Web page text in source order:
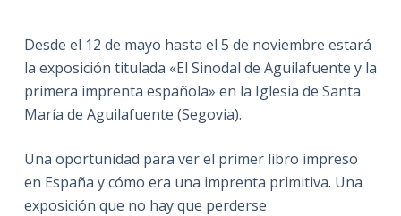
d
o
Desde el 12 de mayo hasta el 5 de noviembre estará
la exposición titulada «El Sinodal de Aguilafuente y la
primera imprenta española» en la Iglesia de Santa
María de Aguilafuente (Segovia).
Una oportunidad para ver el primer libro impreso
en España y cómo era una imprenta primitiva. Una
exposición que no hay que perderse